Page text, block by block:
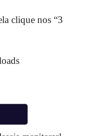
clique nos “3